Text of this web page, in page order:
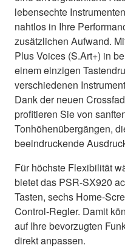
lebensechte
nahtlos in Ihre
zusätzlichen Aufwand.
Plus Voices (S.Art+) in
einem einzigen
verschiedenen
Dank der neuen
profitieren Sie von
Tonhöhenübergängen,
beeindruckende
Für höchste Flexibilität
bietet das PSR-SX920
Tasten, sechs Home-
Control-Regler. Damit
auf Ihre bevorzugten
direkt anpassen.